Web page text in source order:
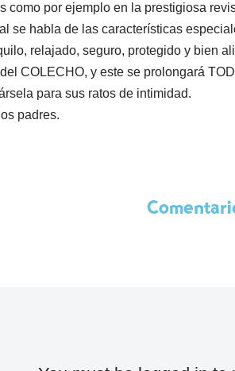
por ejemplo en la prestigiosa
se habla de las características
relajado, seguro, protegido y bien
COLECHO, y este se prolongará
para sus ratos de intimidad.
padres.